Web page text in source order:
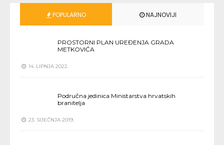
POPULARNO NAJNOVIJI
PROSTORNI PLAN UREĐENJA GRADA
METKOVIĆA
14. LIPNJA 2022.
Područna jedinica Ministarstva hrvatskih
branitelja
23. SIJEČNJA 2019.